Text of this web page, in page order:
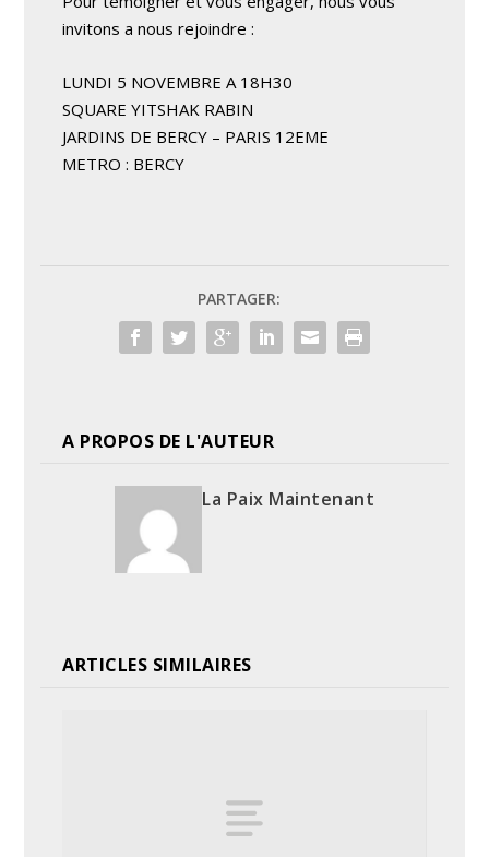
invitons a nous rejoindre :
LUNDI 5 NOVEMBRE A 18H30
SQUARE YITSHAK RABIN
JARDINS DE BERCY – PARIS 12EME
METRO : BERCY
PARTAGER:
A PROPOS DE L'AUTEUR
La Paix Maintenant
ARTICLES SIMILAIRES